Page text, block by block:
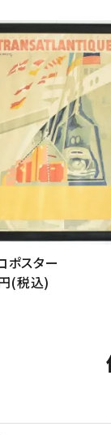
ポスター
(税込)